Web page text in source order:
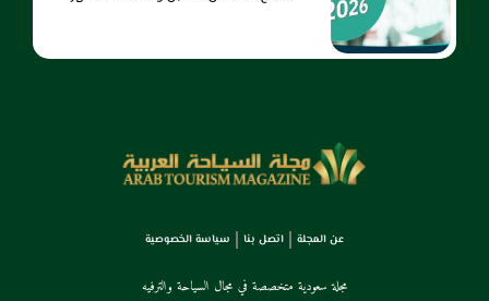
عن المجلة اتصل بنا سياسة الخصوصية
مجلة سعودية متخصصة في مجال السياحة والترفيه